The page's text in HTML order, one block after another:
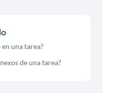
una tarea?
de una tarea?